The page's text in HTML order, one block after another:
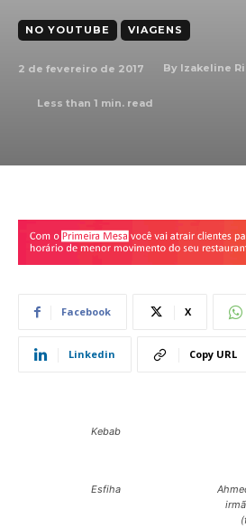
NO YOUTUBE VIAGENS
2 de fevereiro de 2017 By Izakeline
Less than 1 min. read
Facebook X
Linkedin Copy URL
Kebab
Esfiha